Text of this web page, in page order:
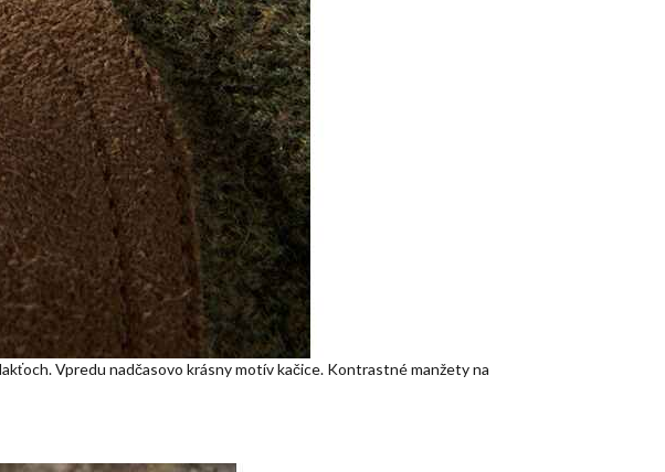
Vpredu nadčasovo krásny motív kačice. Kontrastné manžety na